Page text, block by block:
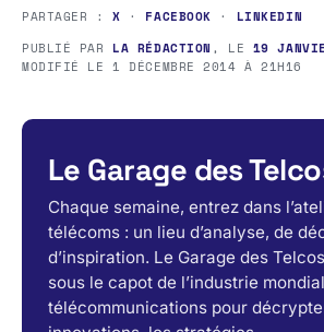
PARTAGER :X · FACEBOOK · LINKEDIN
PUBLIÉ PAR LA RÉDACTION , LE 19
MODIFIÉ LE1 DÉCEMBRE 2014 À 21H16
Le Garage des
Chaque semaine, entrez dans
télécoms : un lieu d’analyse, de
d’inspiration. Le Garage des
sous le capot de l’industrie
télécommunications pour